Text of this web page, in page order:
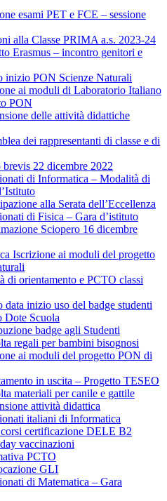
esami PET e FCE – sessione
alla Classe PRIMA a.s. 2023-24
Erasmus – incontro genitori e
PON Scienze Naturali
ai moduli di Laboratorio Italiano
PON
delle attività didattiche
dei rappresentanti di classe e di
22 dicembre 2022
di Informatica – Modalità di
alla Serata dell’Eccellenza
di Fisica – Gara d’istituto
Sciopero 16 dicembre
Iscrizione ai moduli del progetto
di orientamento e PCTO classi
inizio uso del badge studenti
Dote Scuola
badge agli Studenti
regali per bambini bisognosi
ai moduli del progetto PON di
in uscita – Progetto TESEO
materiali per canile e gattile
attività didattica
italiani di Informatica
certificazione DELE B2
vaccinazioni
PCTO
GLI
di Matematica – Gara